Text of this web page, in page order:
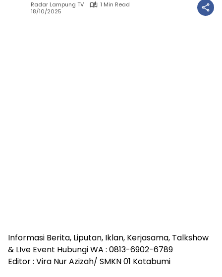
Radar Lampung TV
1 Min Read
18/10/2025
Informasi Berita, Liputan, Iklan, Kerjasama, Talkshow
& LIve Event Hubungi WA : 0813-6902-6789
Editor : Vira Nur Azizah/ SMKN 01 Kotabumi